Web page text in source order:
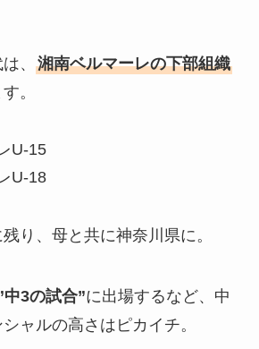
、 湘南ベルマーレの下部組織
。
U-15
U-18
り、母と共に神奈川県に。
中3の試合”に出場するなど、中
ャルの高さはピカイチ。